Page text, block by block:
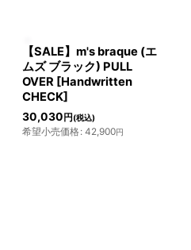
【SALE】m's braque (エ
ムズ ブラック) PULL
OVER [Handwritten
CHECK]
30,030 円 (税込)
希望小売価格: 42,900円